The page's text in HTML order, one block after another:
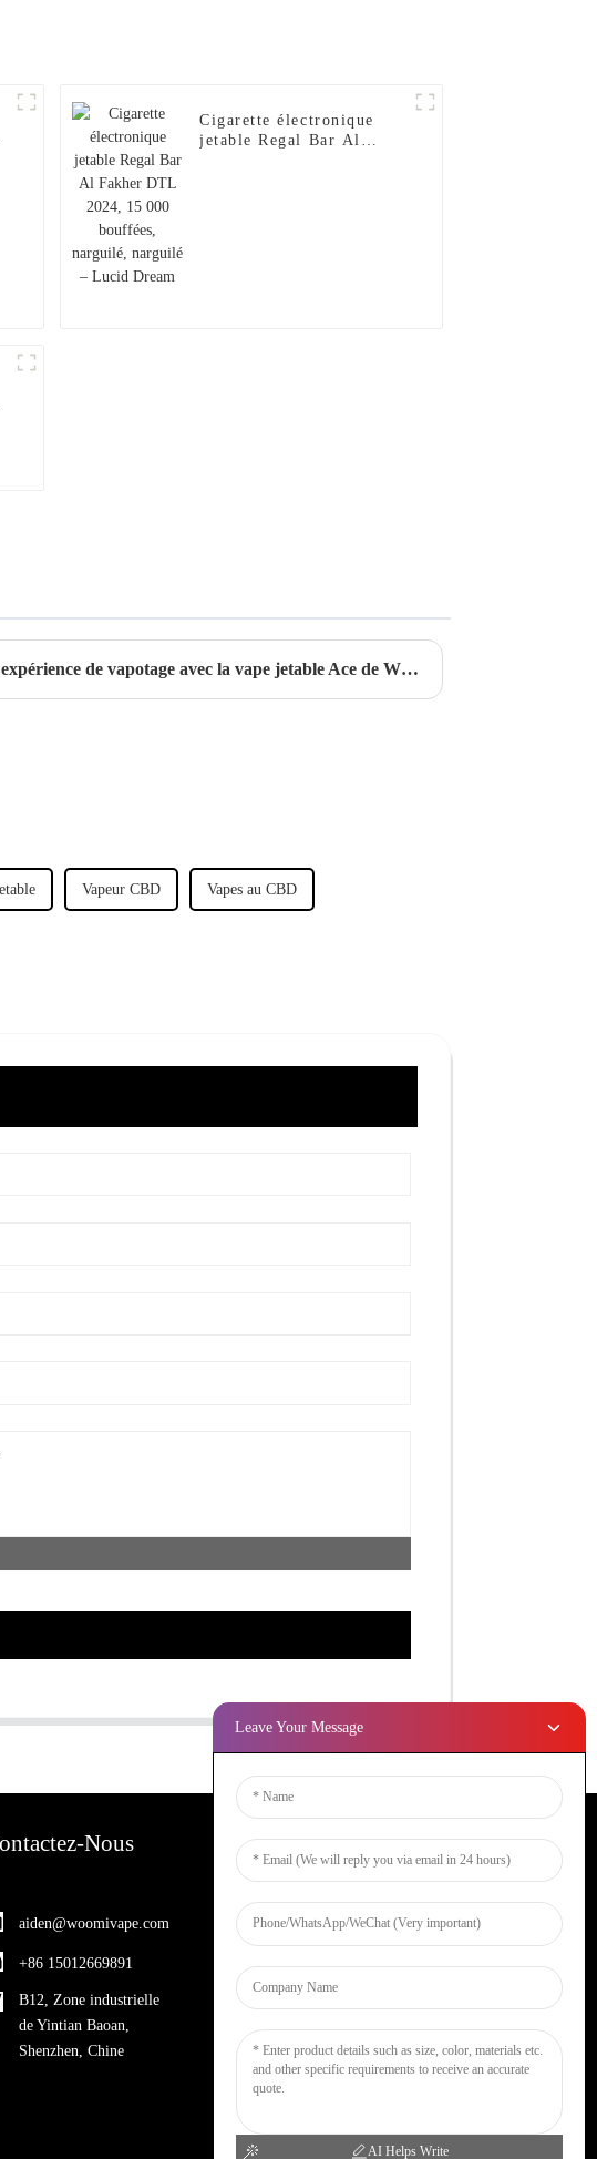
Cigarette électronique
jetable Regal Bar Al
Améliorez votre expérience de vapotage avec la vape jetable Ace de WOOMI
Vapeur CBD Vapes au CBD
Nous
aiden@woomivape.com
+86 15012669891
B12, Zone industrielle
de Yintian Baoan,
Shenzhen, Chine
Bulletins D'information
Entrez votre email et nous vous
les plans.
Demande De Renseignements Maintenant
Leave Your Message
AI Helps Write